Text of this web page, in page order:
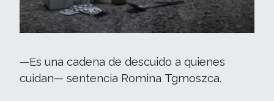
—Es una cadena de descuido a quienes
cuidan— sentencia Romina Tgmoszca.